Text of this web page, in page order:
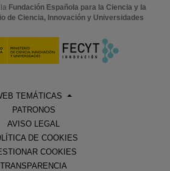
Fundación Española para la Ciencia y la
de Ciencia, Innovación y Universidades
TEMÁTICAS
PATRONOS
AVISO LEGAL
DE COOKIES
COOKIES
TRANSPARENCIA